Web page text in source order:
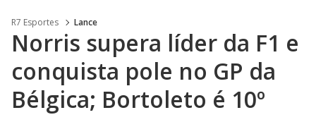
R7 Esportes Lance
Norris supera líder da F1 e
conquista pole no GP da
Bélgica; Bortoleto é 10º